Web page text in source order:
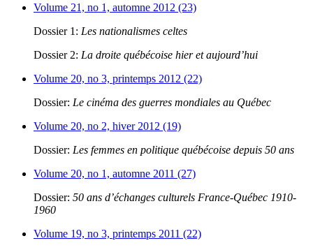
Volume 21, no 1, automne 2012 (23)
Dossier 1: Les nationalismes celtes
Dossier 2: La droite québécoise hier et aujourd’hui
Volume 20, no 3, printemps 2012 (22)
Dossier: Le cinéma des guerres mondiales au Québec
Volume 20, no 2, hiver 2012 (19)
Dossier: Les femmes en politique québécoise depuis 50 ans
Volume 20, no 1, automne 2011 (27)
Dossier: 50 ans d’échanges culturels France-Québec 1910-
1960
Volume 19, no 3, printemps 2011 (22)